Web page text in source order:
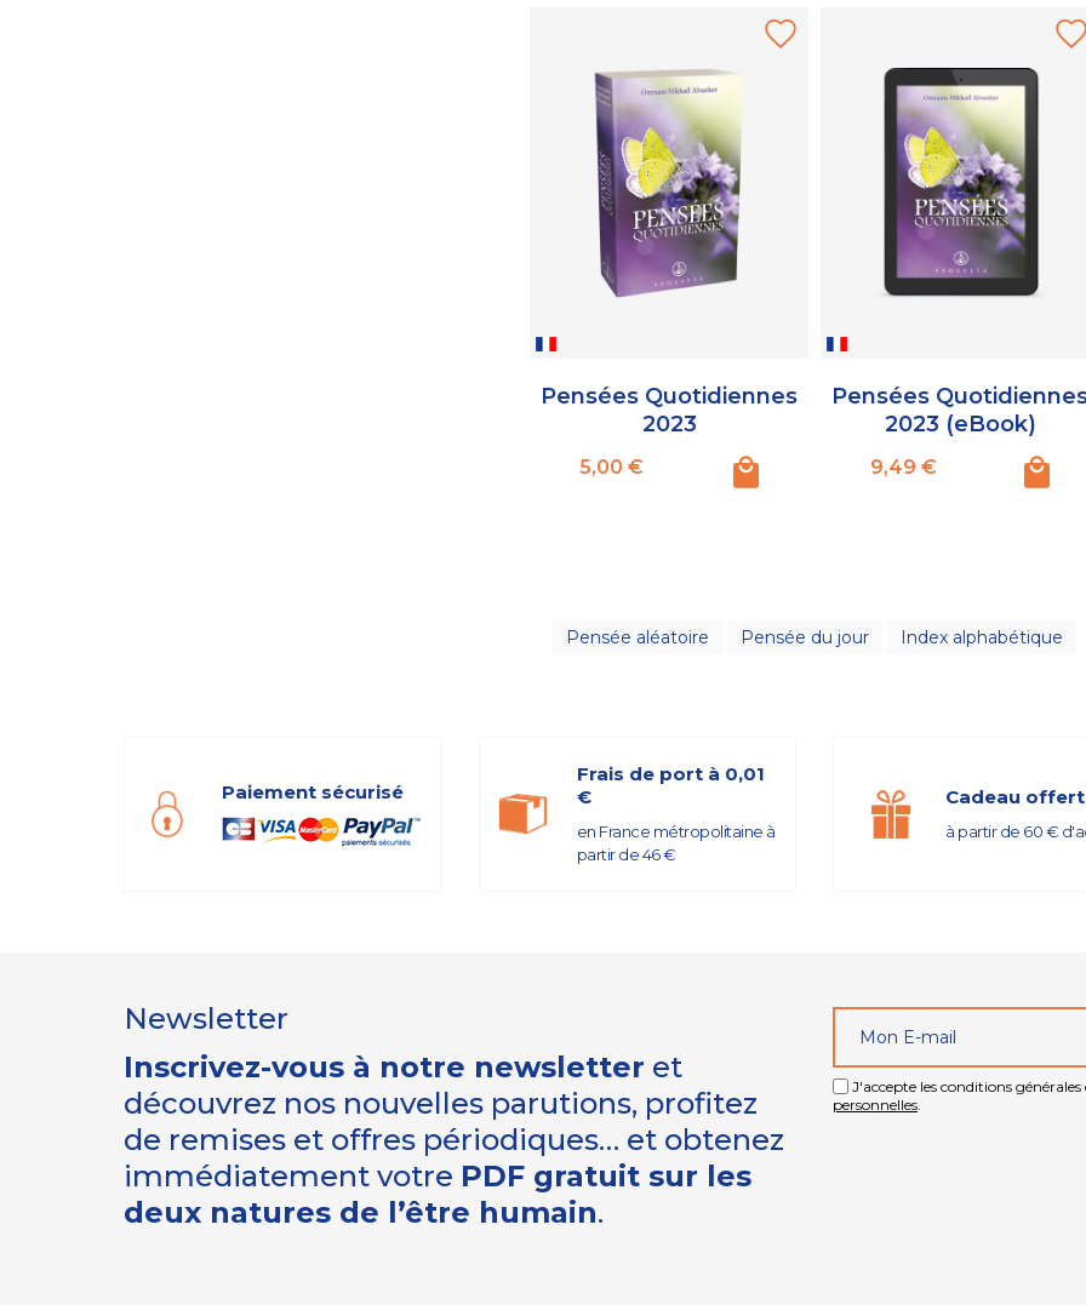
Pensées Quotidiennes
2023
Prix
5,00 €
Pensées
2023 (eBook)
Prix
9,49 €
Pensée aléatoire Pensée du jour Index alphabétique
Paiement sécurisé
Frais de port à 0,01
€
en France métropolitaine à
partir de 46 €
Cadeau offert
à partir de 60 €
Newsletter
Inscrivez-vous à notre newsletter et
découvrez nos nouvelles parutions, profitez
de remises et offres périodiques… et obtenez
immédiatement votre PDF gratuit sur les
deux natures de l’être humain.
J'accepte les conditions
personnelles